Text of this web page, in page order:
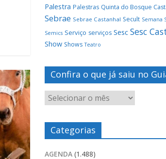
Palestra Palestras Quinta do Bosque
Sebrae Sebrae Castanhal Secult Semana
Semics Serviço serviços Sesc Sesc
Show Shows Teatro
Confira o que já saiu no
Categorias
AGENDA (1.488)